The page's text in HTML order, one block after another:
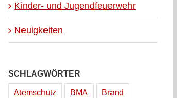
Kinder- und Jugendfeuerwehr
Neuigkeiten
SCHLAGWÖRTER
Atemschutz BMA Brand